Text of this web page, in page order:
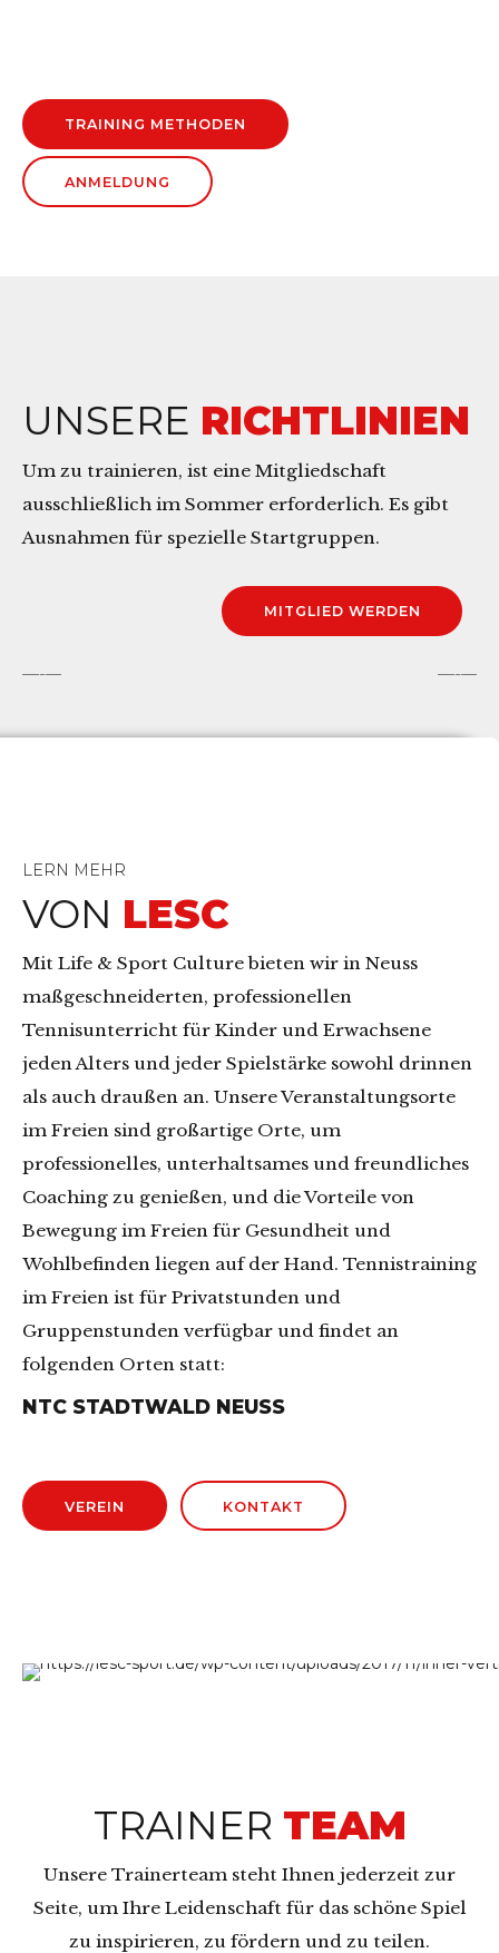
TRAINING METHODEN
ANMELDUNG
UNSERE RICHTLINIEN
Um zu trainieren, ist eine Mitgliedschaft
ausschließlich im Sommer erforderlich. Es gibt
Ausnahmen für spezielle Startgruppen.
MITGLIED WERDEN
LERN MEHR
VON LESC
Mit Life & Sport Culture bieten wir in Neuss
maßgeschneiderten, professionellen
Tennisunterricht für Kinder und Erwachsene
jeden Alters und jeder Spielstärke sowohl drinnen
als auch draußen an. Unsere Veranstaltungsorte
im Freien sind großartige Orte, um
professionelles, unterhaltsames und freundliches
Coaching zu genießen, und die Vorteile von
Bewegung im Freien für Gesundheit und
Wohlbefinden liegen auf der Hand. Tennistraining
im Freien ist für Privatstunden und
Gruppenstunden verfügbar und findet an
folgenden Orten statt:
NTC STADTWALD NEUSS
VEREIN KONTAKT
TRAINER TEAM
Unsere Trainerteam steht Ihnen jederzeit zur
Seite, um Ihre Leidenschaft für das schöne Spiel
zu inspirieren, zu fördern und zu teilen.